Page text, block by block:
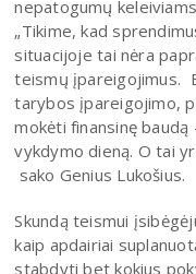
nepatogumų
„Tikime, kad
situacijoje tai nėra
teismų įpareigojimus.
tarybos įpareigojimo,
mokėti finansinę
vykdymo dieną. O tai
sako Genius Lukošius.
Skundą teismui
kaip apdairiai
stabdyti bet kokius